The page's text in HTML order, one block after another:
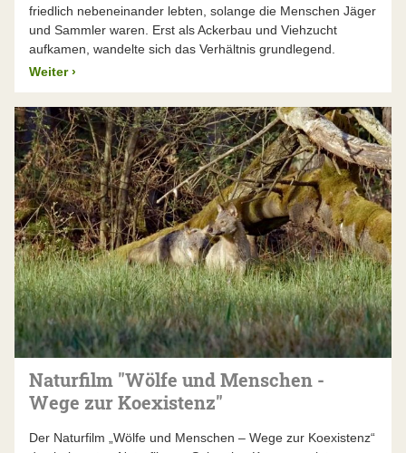
friedlich nebeneinander lebten, solange die Menschen Jäger
und Sammler waren. Erst als Ackerbau und Viehzucht
aufkamen, wandelte sich das Verhältnis grundlegend.
Weiter ›
Naturfilm "Wölfe und Menschen -
Wege zur Koexistenz"
Der Naturfilm „Wölfe und Menschen – Wege zur Koexistenz“